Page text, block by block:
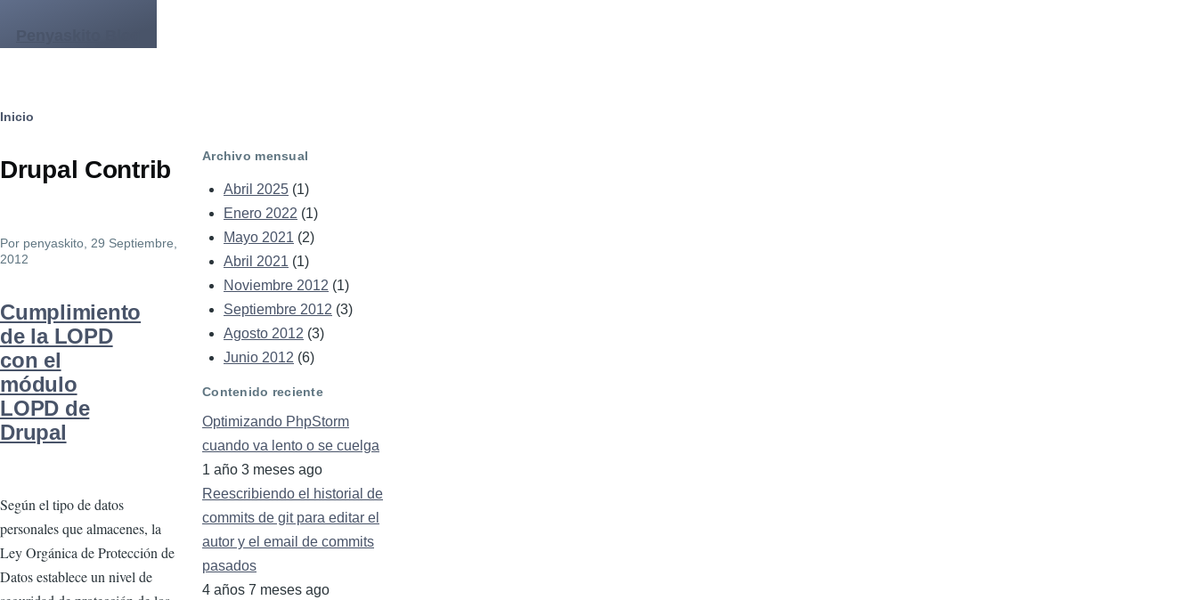
Ruta
navegación
Inicio
Drupal Contrib
Por penyaskito , 29 Septiembre,
2012
Cumplimiento
de la LOPD
con el
módulo
LOPD de
Drupal
Según el tipo de datos
personales que almacenes, la
Ley Orgánica de Protección de
Datos establece un nivel de
Archivo mensual
Abril 2025 (1)
Enero 2022 (1)
Mayo 2021 (2)
Abril 2021 (1)
Noviembre 2012 (1)
Septiembre 2012 (3)
Agosto 2012 (3)
Junio 2012 (6)
Contenido reciente
Optimizando PhpStorm
cuando va lento o se cuelga
1 año 3 meses ago
Reescribiendo el historial de
commits de git para editar el
autor y el email de commits
pasados
4 años 7 meses ago